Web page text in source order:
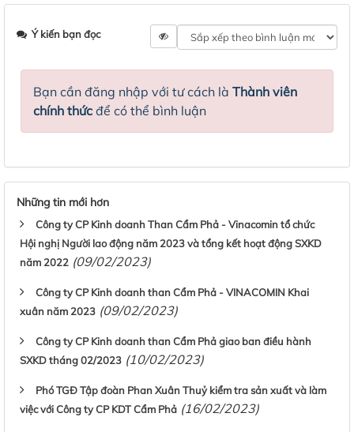
Ý kiến bạn đọc
Bạn cần đăng nhập với tư cách là Thành viên
chính thức để có thể bình luận
Những tin mới hơn
Công ty CP Kinh doanh Than Cẩm Phả - Vinacomin tổ chức
Hội nghị Người lao động năm 2023 và tổng kết hoạt động SXKD
năm 2022 (09/02/2023)
Công ty CP Kinh doanh than Cẩm Phả - VINACOMIN Khai
xuân năm 2023 (09/02/2023)
Công ty CP Kinh doanh than Cẩm Phả giao ban điều hành
SXKD tháng 02/2023 (10/02/2023)
Phó TGĐ Tập đoàn Phan Xuân Thuỷ kiểm tra sản xuất và làm
việc với Công ty CP KDT Cẩm Phả (16/02/2023)